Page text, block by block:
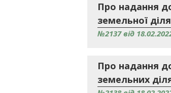
Про надання
земельної
№2137 від
Про надання
земельних